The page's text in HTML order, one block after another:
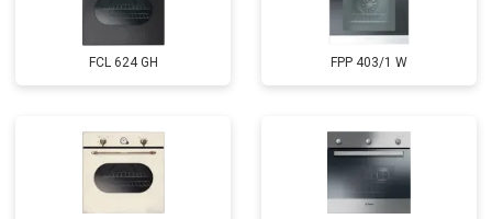
FCL 624 GH FPP 403/1 W